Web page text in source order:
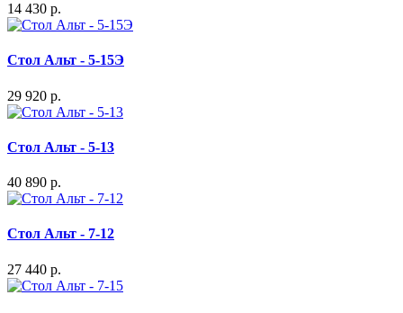
14 430 р.
Стол Альт - 5-15Э
29 920 р.
Стол Альт - 5-13
40 890 р.
Стол Альт - 7-12
27 440 р.